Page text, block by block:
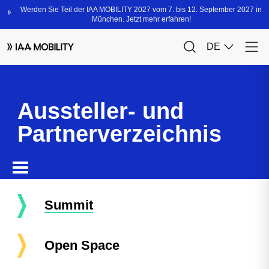
Aussteller- und
Partnerverzeichnis
Summit
Open Space